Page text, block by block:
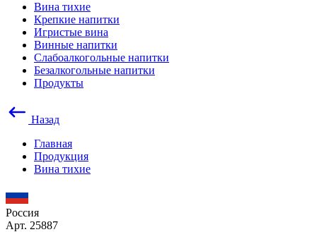
Вина тихие
Крепкие напитки
Игристые вина
Винные напитки
Слабоалкогольные напитки
Безалкогольные напитки
Продукты
Назад
Главная
Продукция
Вина тихие
Россия
Арт. 25887